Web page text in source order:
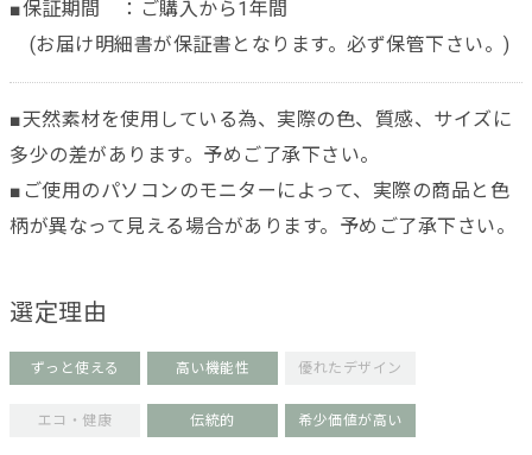
■保証期間 ：ご購入から1年間
(お届け明細書が保証書となります。必ず保管下さい。)
■天然素材を使用している為、実際の色、質感、サイズに
多少の差があります。予めご了承下さい。
■ご使用のパソコンのモニターによって、実際の商品と色
柄が異なって見える場合があります。予めご了承下さい。
選定理由
ずっと使える 高い機能性 優れたデザイン
エコ・健康 伝統的 希少価値が高い